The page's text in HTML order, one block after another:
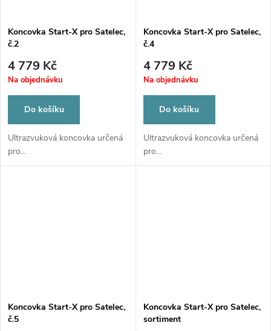
Koncovka Start-X pro Satelec,
č.2
4 779 Kč
Na objednávku
Do košíku
Ultrazvuková koncovka určená
pro...
Koncovka Start-X pro Satelec,
č.4
4 779 Kč
Na objednávku
Do košíku
Ultrazvuková koncovka určená
pro...
Koncovka Start-X pro Satelec,
č.5
Koncovka Start-X pro Satelec,
sortiment